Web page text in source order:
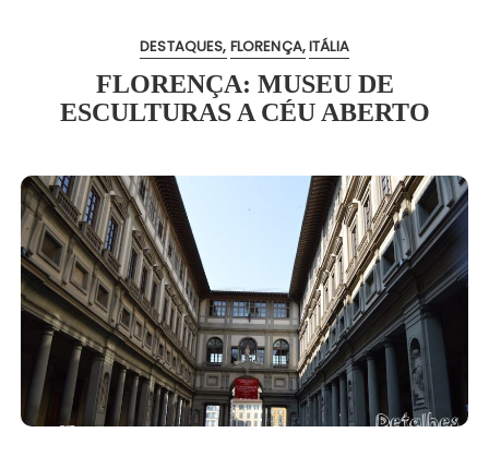
DESTAQUES FLORENÇA ITÁLIA
FLORENÇA: MUSEU DE
ESCULTURAS A CÉU ABERTO